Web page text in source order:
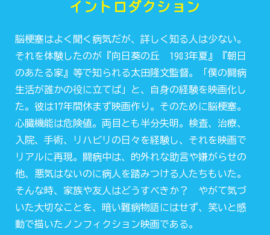
イントロダクション
脳梗塞はよく聞く病気だが、詳しく知る人は少ない。
それを体験したのが『向日葵の丘 1983年夏』『朝日
のあたる家』等で知られる太田隆文監督。「僕の闘病
生活が誰かの役に立てば」と、自身の経験を映画化し
た。彼は17年間休まず映画作り。そのために脳梗塞。
心臓機能は危険値。両目とも半分失明。検査、治療、
入院、手術、リハビリの日々を経験し、それを映画で
リアルに再現。闘病中は、的外れな助言や嫌がらせの
他、悪気はないのに病人を踏みつける人たちもいた。
そんな時、家族や友人はどうすべきか？ やがて気づ
いた大切なことを、暗い難病物語にはせず、笑いと感
動で描いたノンフィクション映画である。